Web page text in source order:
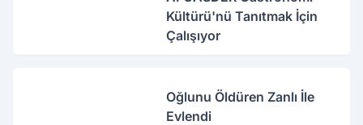
Kültürü'nü Tanıtmak İçin
Çalışıyor
Oğlunu Öldüren Zanlı İle
Evlendi